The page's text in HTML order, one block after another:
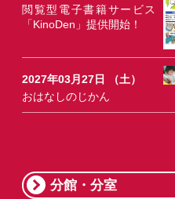
閲覧型電子書籍サービス
「KinoDen」提供開始！
2027年03月27日 （土）
おはなしのじかん
分館・分室